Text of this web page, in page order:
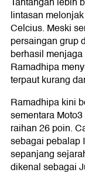
lintasan
Celcius. Meski
persaingan grup
berhasil
Ramadhipa
terpaut kurang
Ramadhipa kini
sementara
raihan 26 poin.
sebagai pebalap
sepanjang
dikenal sebagai